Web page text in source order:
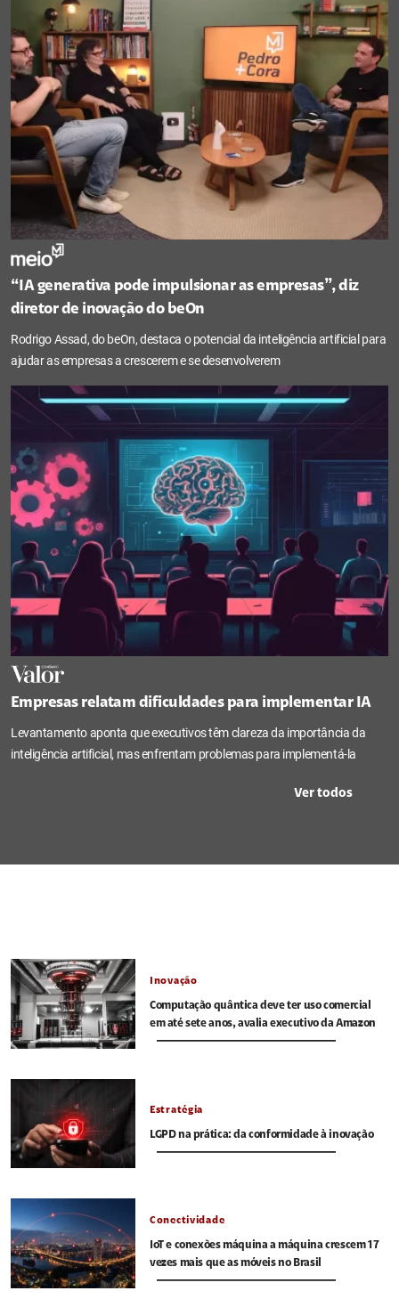
“IA generativa pode impulsionar as empresas”, diz
diretor de inovação do beOn
Rodrigo Assad, do beOn, destaca o potencial da inteligência artificial para
ajudar as empresas a crescerem e se desenvolverem
Empresas relatam dificuldades para implementar IA
Levantamento aponta que executivos têm clareza da importância da
inteligência artificial, mas enfrentam problemas para implementá-la
Ver todos
Inovação
Computação quântica deve ter uso comercial
em até sete anos, avalia executivo da Amazon
Estratégia
LGPD na prática: da conformidade à inovação
Conectividade
IoT e conexões máquina a máquina crescem 17
vezes mais que as móveis no Brasil